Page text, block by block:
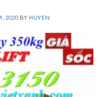
2020 BYHUYEN